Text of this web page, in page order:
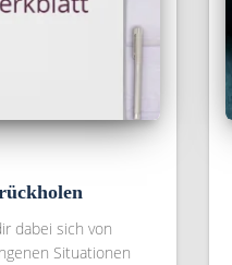
dabei sich von
Situationen